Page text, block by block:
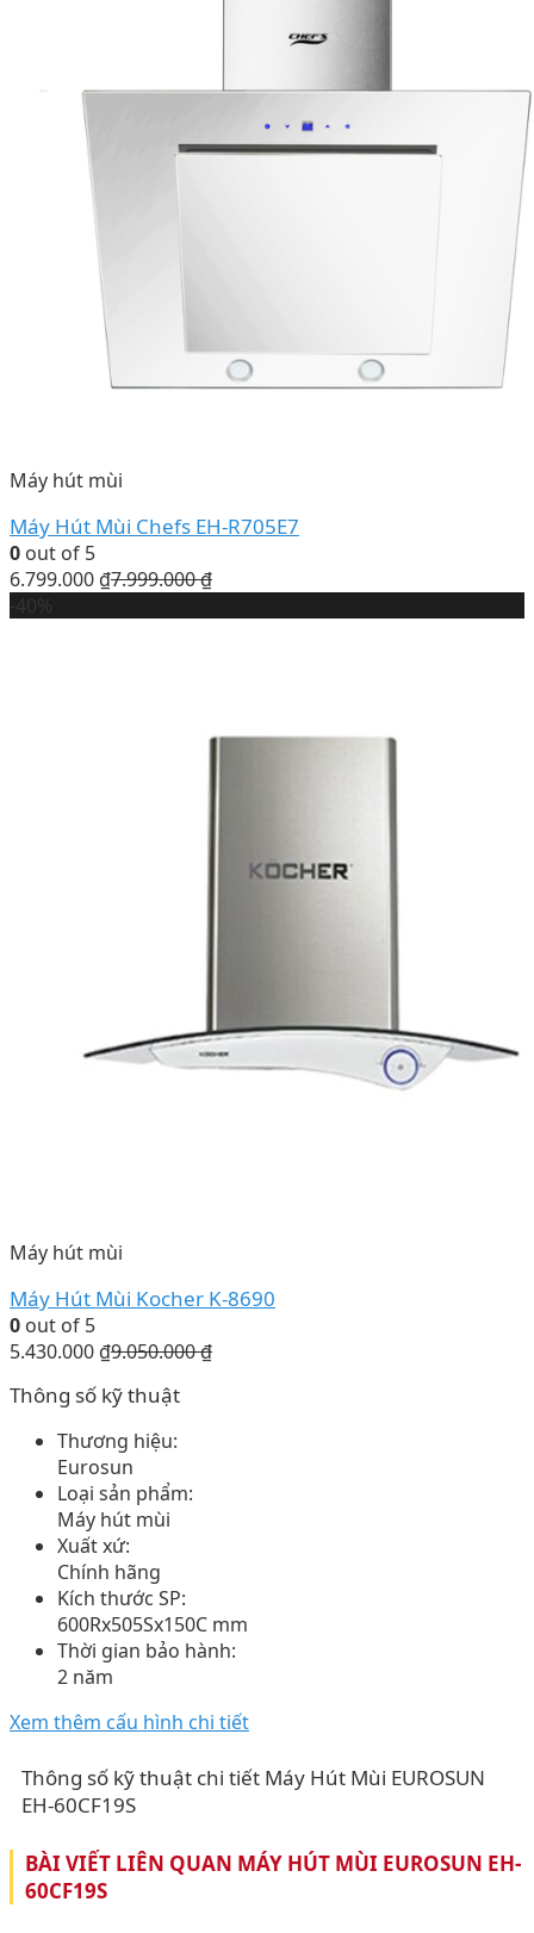
Máy hút mùi
Máy Hút Mùi Chefs EH-R705E7
0 out of 5
6.799.000 ₫7.999.000₫
Máy hút mùi
Máy Hút Mùi Kocher K-8690
0 out of 5
5.430.000 ₫9.050.000₫
Thông số kỹ thuật
Thương hiệu:
Eurosun
Loại sản phẩm:
Máy hút mùi
Xuất xứ:
Chính hãng
Kích thước SP:
600Rx505Sx150C mm
Thời gian bảo hành:
2 năm
Xem thêm cấu hình chi tiết
Thông số kỹ thuật chi tiết Máy Hút Mùi EUROSUN
EH-60CF19S
BÀI VIẾT LIÊN QUAN MÁY HÚT MÙI EUROSUN EH-
60CF19S